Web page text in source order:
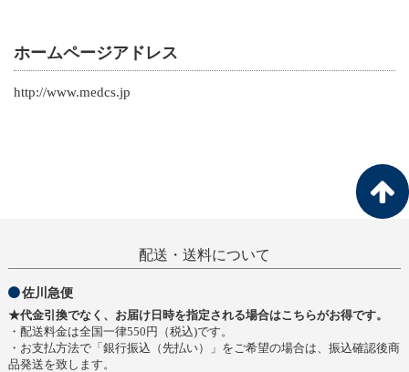
ホームページアドレス
http://www.medcs.jp
配送・送料について
佐川急便
★代金引換でなく、お届け日時を指定される場合はこちらがお得です。
・配送料金は全国一律550円（税込)です。
・お支払方法で「銀行振込（先払い）」をご希望の場合は、振込確認後商
品発送を致します。